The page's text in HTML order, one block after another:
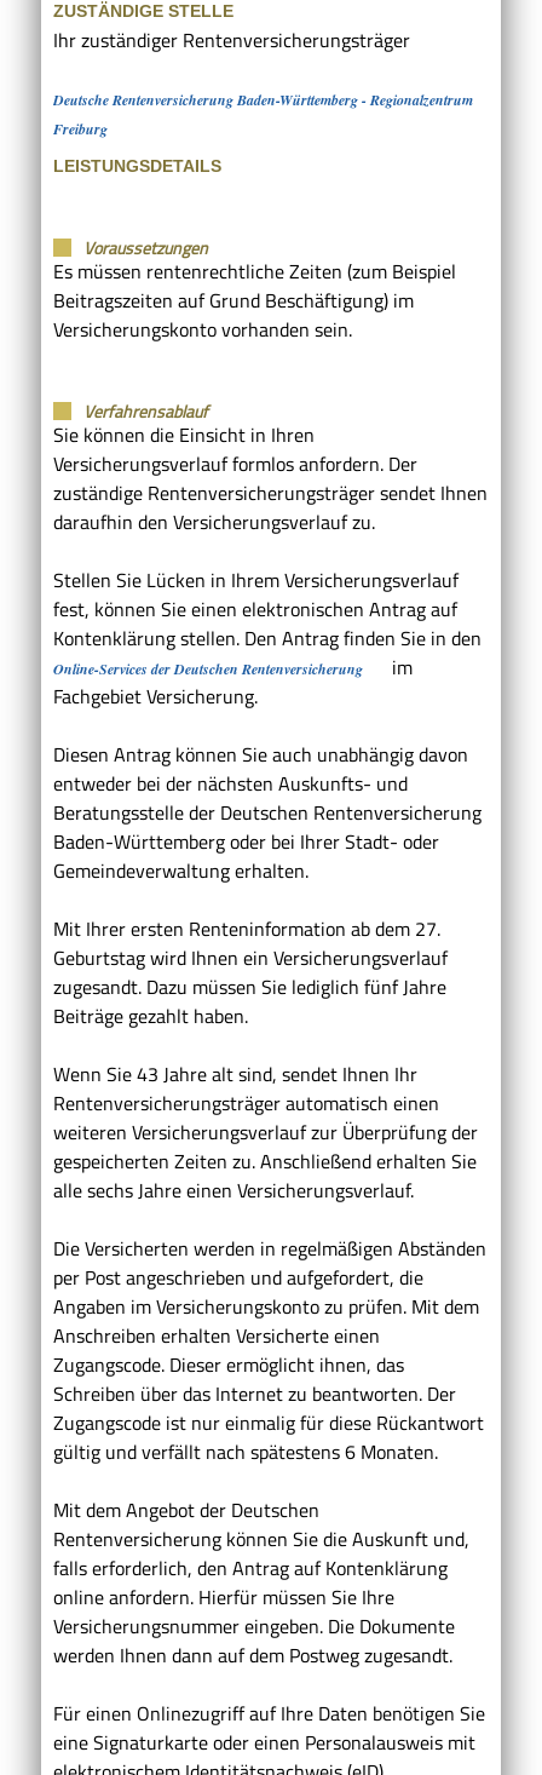
ZUSTÄNDIGE STELLE
Ihr zuständiger Rentenversicherungsträger
Deutsche Rentenversicherung Baden-Württemberg - Regionalzentrum
Freiburg
LEISTUNGSDETAILS
Voraussetzungen
Es müssen rentenrechtliche Zeiten (zum Beispiel
Beitragszeiten auf Grund Beschäftigung) im
Versicherungskonto vorhanden sein.
Verfahrensablauf
Sie können die Einsicht in Ihren
Versicherungsverlauf formlos anfordern. Der
zuständige Rentenversicherungsträger sendet Ihnen
daraufhin den Versicherungsverlauf zu.
Stellen Sie Lücken in Ihrem Versicherungsverlauf
fest, können Sie einen elektronischen Antrag auf
Kontenklärung stellen. Den Antrag finden Sie in den
Online-Services der Deutschen Rentenversicherung
im
Fachgebiet Versicherung.
Diesen Antrag können Sie auch unabhängig davon
entweder bei der nächsten Auskunfts- und
Beratungsstelle der Deutschen Rentenversicherung
Baden-Württemberg oder bei Ihrer Stadt- oder
Gemeindeverwaltung erhalten.
Mit Ihrer ersten Renteninformation ab dem 27.
Geburtstagwird Ihnen ein Versicherungsverlauf
zugesandt. Dazu müssen Sie lediglich fünf Jahre
Beiträge gezahlt haben.
Wenn Sie 43 Jahre alt sind, sendet Ihnen Ihr
Rentenversicherungsträger automatisch einen
weiteren Versicherungsverlauf zur Überprüfung der
gespeicherten Zeiten zu. Anschließend erhalten Sie
alle sechs Jahre einen Versicherungsverlauf.
Die Versicherten werden in regelmäßigen Abständen
per Post angeschrieben und aufgefordert, die
Angaben im Versicherungskonto zu prüfen. Mit dem
Anschreiben erhalten Versicherte einen
Zugangscode. Dieser ermöglicht ihnen, das
Schreiben über das Internet zu beantworten. Der
Zugangscode ist nur einmalig für diese Rückantwort
gültig und verfällt nach spätestens 6 Monaten.
Mit dem Angebot der Deutschen
Rentenversicherung können Sie die Auskunft und,
falls erforderlich, den Antrag auf Kontenklärung
online anfordern. Hierfür müssen Sie Ihre
Versicherungsnummer eingeben. Die Dokumente
werden Ihnen dann auf dem Postweg zugesandt.
Für einen Onlinezugriff auf Ihre Daten benötigen Sie
eine Signaturkarte oder einen Personalausweis mit